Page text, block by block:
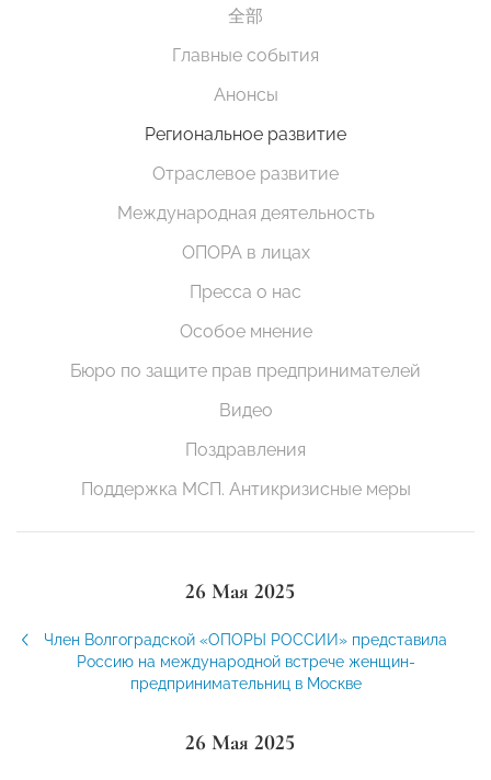
全部
Главные события
Анонсы
Региональное развитие
Отраслевое развитие
Международная деятельность
ОПОРА в лицах
Пресса о нас
Особое мнение
Бюро по защите прав предпринимателей
Видео
Поздравления
Поддержка МСП. Антикризисные меры
26 Мая 2025
Член Волгоградской «ОПОРЫ РОССИИ» представила
Россию на международной встрече женщин-
предпринимательниц в Москве
26 Мая 2025